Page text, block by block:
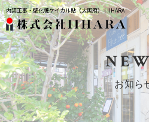
内装工事・壁化粧ケイカル貼（大阪府） | IIHARA
お知ら